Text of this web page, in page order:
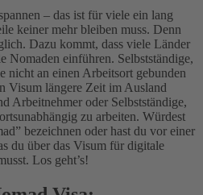
– das ist für viele ein lang
keiner mehr bleiben muss. Denn
Dazu kommt, dass viele Länder
Nomaden einführen. Selbstständige,
nicht an einen Arbeitsort gebunden
Visum längere Zeit im Ausland
Arbeitnehmer oder Selbstständige,
zu arbeiten. Würdest
bezeichnen oder hast du vor einer
du über das Visum für digitale
Los geht’s!